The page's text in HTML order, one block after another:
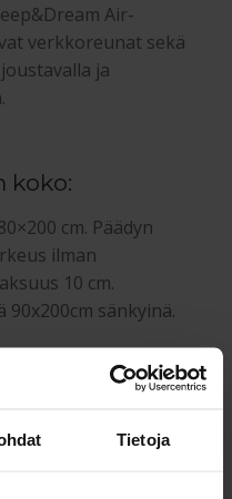
Tietoja
Air-
verkkoreunat sekä
ja
koko:
cm. Päädyn
ilman
10 cm.
sänkyinä.
/2,0 mm),
sekä toinen puoli